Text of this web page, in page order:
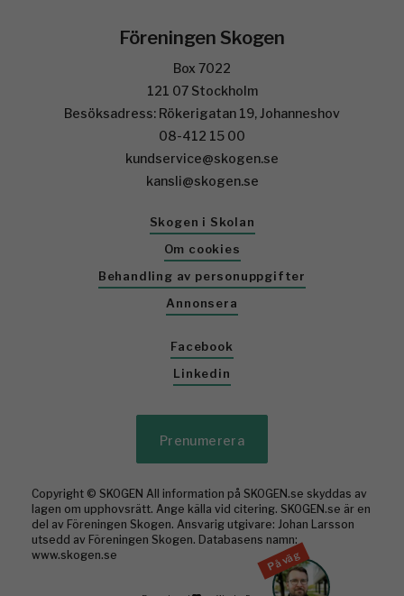
På väg
Föreningen Skogen
Box 7022
121 07 Stockholm
Besöksadress: Rökerigatan 19, Johanneshov
08-412 15 00
kundservice@skogen.se
kansli@skogen.se
Skogen i Skolan
Om cookies
Behandling av personuppgifter
Annonsera
Facebook
Linkedin
Prenumerera
Copyright © SKOGEN All information på SKOGEN.se skyddas av
lagen om upphovsrätt. Ange källa vid citering. SKOGEN.se är en
del av Föreningen Skogen. Ansvarig utgivare: Johan Larsson
utsedd av Föreningen Skogen. Databasens namn:
www.skogen.se